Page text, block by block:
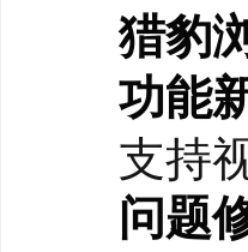
猎豹
功能
支持视
问题